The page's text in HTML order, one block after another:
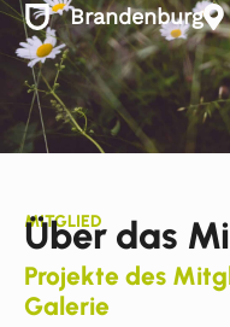
Brandenburg
MITGLIED
Über das
Projekte des
Galerie